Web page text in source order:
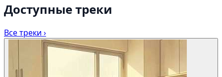
Доступные треки
Все треки ›